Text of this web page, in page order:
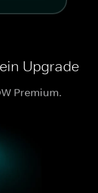
Upgrade
Premium.